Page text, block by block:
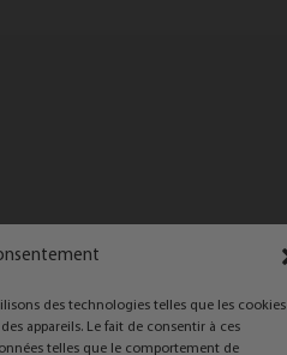
des technologies telles que les cookies
appareils. Le fait de consentir à ces
telles que le comportement de